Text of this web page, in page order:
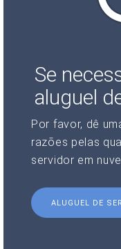
Se
aluguel
Por favor, dê
razões pelas
servidor em
ALUGUEL DE